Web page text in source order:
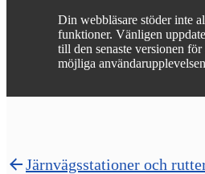
Din webbläsare stöder inte
funktioner. Vänligen
till den senaste versionen för
möjliga
Järnvägsstationer och